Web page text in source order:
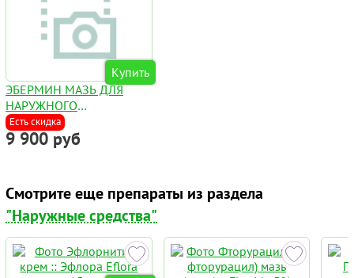
Купить
ЭБЕРМИН МАЗЬ ДЛЯ
НАРУЖНОГО
ПРИМЕНЕНИЯ 30 Г
Есть скидка
9 900 руб
Смотрите еще препараты из раздела
"Наружные средства"